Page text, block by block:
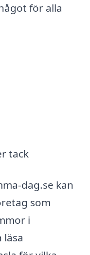
för alla
tack
dag.se kan
som
i
läsa